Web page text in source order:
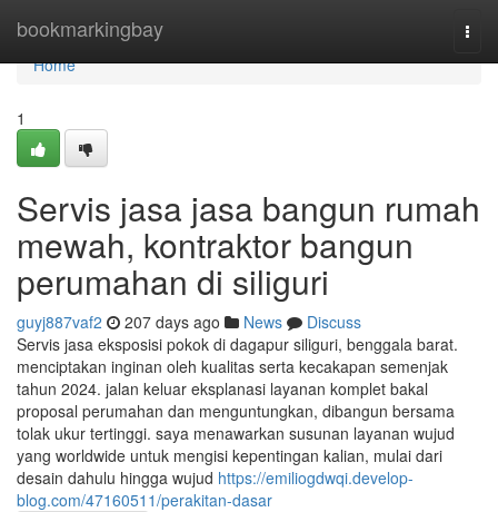
bookmarkingbay
Home
Home
1
Servis jasa jasa bangun rumah
mewah, kontraktor bangun
perumahan di siliguri
guyj887vaf2 207 days ago News
Discuss
Servis jasa eksposisi pokok di dagapur siliguri, benggala barat.
menciptakan inginan oleh kualitas serta kecakapan semenjak
tahun 2024. jalan keluar eksplanasi layanan komplet bakal
proposal perumahan dan menguntungkan, dibangun bersama
tolak ukur tertinggi. saya menawarkan susunan layanan wujud
yang worldwide untuk mengisi kepentingan kalian, mulai dari
desain dahulu hingga wujud https://emiliogdwqi.develop-
blog.com/47160511/perakitan-dasar